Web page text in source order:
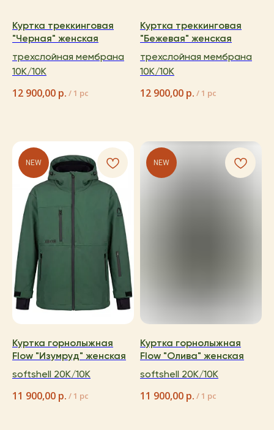
Куртка треккинговая
"Черная" женская
трехслойная мембрана
10K/10K
12 900,00 р. / 1 pc
Куртка треккинговая
"Бежевая" женская
трехслойная мембрана
10K/10K
12 900,00 р. / 1 pc
NEW
Куртка горнолыжная
Flow "Изумруд" женская
softshell 20K/10K
11 900,00 р. / 1 pc
NEW
Куртка горнолыжная
Flow "Олива" женская
softshell 20K/10K
11 900,00 р. / 1 pc